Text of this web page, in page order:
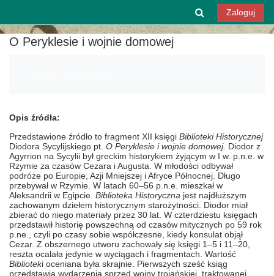
Przełącznik
Zaloguj
O Peryklesie i wojnie domowej
Opis źródła:
Przedstawione źródło to fragment XII księgi Biblioteki Historycznej
Diodora Sycylijskiego pt. O Peryklesie i wojnie domowej. Diodor z
Agyrrion na Sycylii był greckim historykiem żyjącym w I w. p.n.e. w
Rzymie za czasów Cezara i Augusta. W młodości odbywał
podróże po Europie, Azji Mniejszej i Afryce Północnej. Długo
przebywał w Rzymie. W latach 60–56 p.n.e. mieszkał w
Aleksandrii w Egipcie. Biblioteka Historyczna jest najdłuższym
zachowanym dziełem historycznym starożytności. Diodor miał
zbierać do niego materiały przez 30 lat. W czterdziestu księgach
przedstawił historię powszechną od czasów mitycznych po 59 rok
p.ne., czyli po czasy sobie współczesne, kiedy konsulat objął
Cezar. Z obszernego utworu zachowały się księgi 1–5 i 11–20,
reszta ocalała jedynie w wyciągach i fragmentach. Wartość
Biblioteki oceniana była skrajnie. Pierwszych sześć ksiąg
przedstawia wydarzenia sprzed wojny trojańskiej, traktowanej